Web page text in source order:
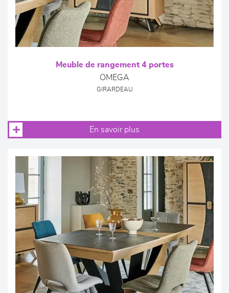
Meuble de rangement 4 portes
OMEGA
GIRARDEAU
En savoir plus